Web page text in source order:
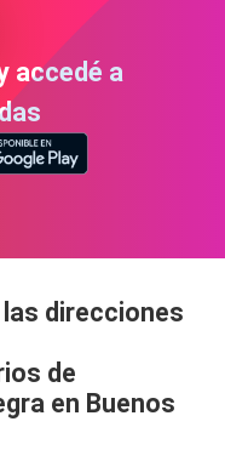
accedé a
direcciones
de
en Buenos